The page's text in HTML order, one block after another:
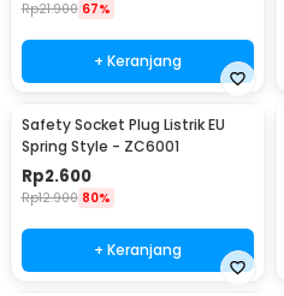
Rp21.900 67%
+ Keranjang
Safety Socket Plug Listrik EU
Spring Style - ZC6001
Rp2.600
Rp12.900 80%
+ Keranjang